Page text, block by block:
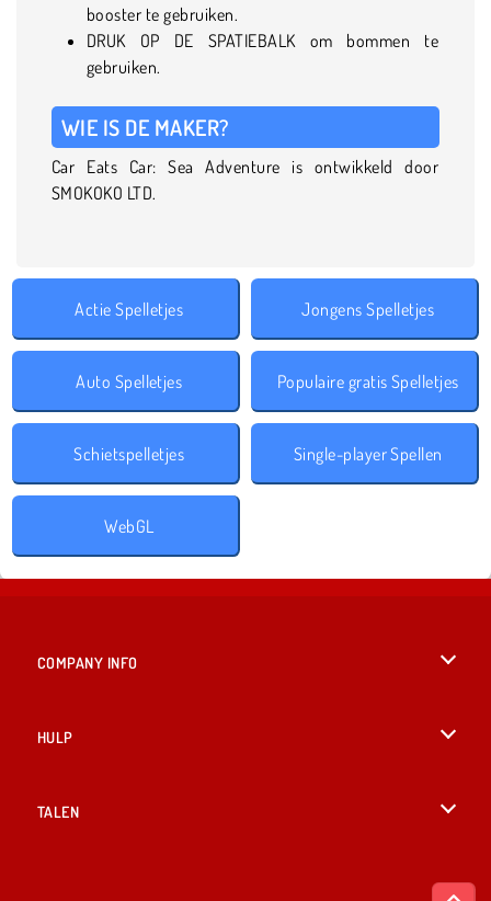
booster te gebruiken.
DRUK OP DE SPATIEBALK om bommen te
gebruiken.
WIE IS DE MAKER?
Car Eats Car: Sea Adventure is ontwikkeld door
SMOKOKO LTD.
Actie Spelletjes Jongens Spelletjes
Auto Spelletjes Populaire gratis Spelletjes
Schietspelletjes Single-player Spellen
WebGL
COMPANY INFO
HULP
TALEN